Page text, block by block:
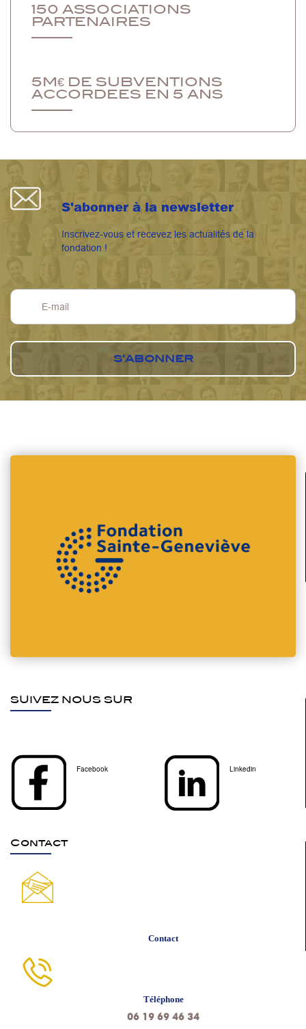
150 ASSOCIATIONS
PARTENAIRES
5M€ DE SUBVENTIONS
ACCORDEES EN 5 ANS
S'abonner à la newsletter
Inscrivez-vous et recevez les actualités de la
fondation !
SUIVEZ NOUS SUR
Facebook Linkedin
Contact
Contact
Téléphone
06 19 69 46 34